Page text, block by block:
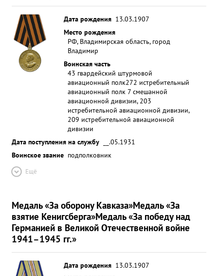
Дата рождения 13.03.1907
Место рождения
РФ, Владимирская область, город
Владимир
Воинская часть
43 гвардейский штурмовой
авиационный полк272 истребительный
авиационный полк 7 смешанной
авиационной дивизии, 203
истребительной авиационной дивизии,
209 истребительной авиационной
дивизии
Дата поступления на службу
__.05.1931
Воинское звание подполковник
Ещё
Медаль «За оборону Кавказа»Медаль «За
взятие Кенигсберга»Медаль «За победу над
Германией в Великой Отечественной войне
1941–1945 гг.»
Дата рождения 13.03.1907